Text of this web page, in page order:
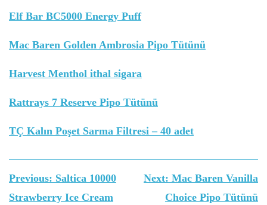
Elf Bar BC5000 Energy Puff
Mac Baren Golden Ambrosia Pipo Tütünü
Harvest Menthol ithal sigara
Rattrays 7 Reserve Pipo Tütünü
TÇ Kalın Poşet Sarma Filtresi – 40 adet
Yazı
gezinmesi
Previous: Saltica 10000
Strawberry Ice Cream
Next: Mac Baren Vanilla
Choice Pipo Tütünü